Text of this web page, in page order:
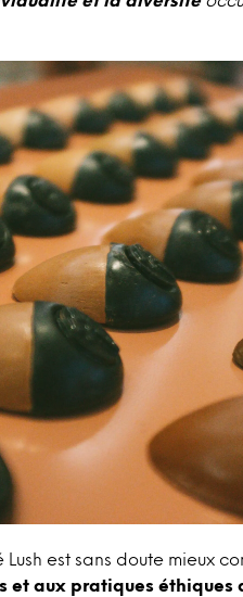
est sans doute mieux
et aux pratiques éthiques